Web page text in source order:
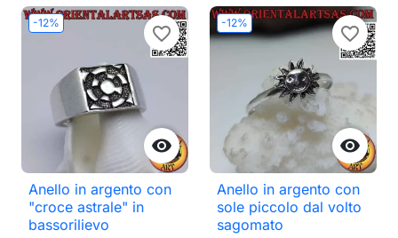
-12%

favorite_border
Anello in argento con
"croce astrale" in
bassorilievo
-12%

favorite_border
Anello in argento con
sole piccolo dal volto
sagomato